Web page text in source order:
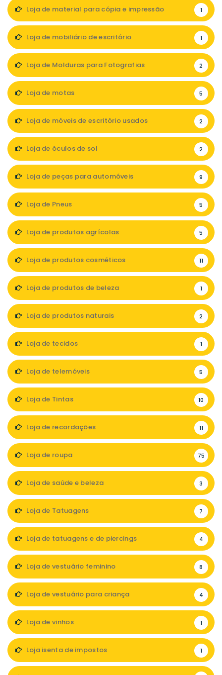
Loja de material para cópia e impressão 1
Loja de mobiliário de escritório 1
Loja de Molduras para Fotografias 2
Loja de motas 5
Loja de móveis de escritório usados 2
Loja de óculos de sol 2
Loja de peças para automóveis 9
Loja de Pneus 5
Loja de produtos agrícolas 5
Loja de produtos cosméticos 11
Loja de produtos de beleza 1
Loja de produtos naturais 2
Loja de tecidos 1
Loja de telemóveis 5
Loja de Tintas 10
Loja de recordações 11
Loja de roupa 75
Loja de saúde e beleza 3
Loja de Tatuagens 7
Loja de tatuagens e de piercings 4
Loja de vestuário feminino 8
Loja de vestuário para criança 4
Loja de vinhos 1
Loja isenta de impostos 1